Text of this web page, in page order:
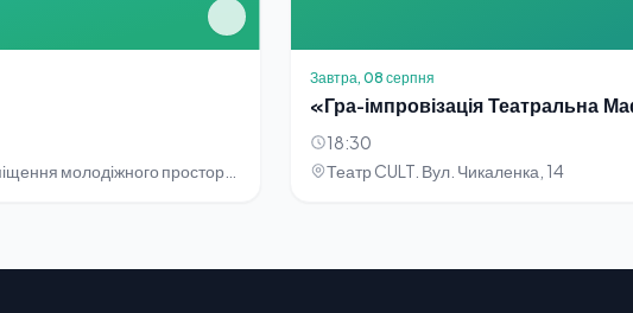
Завтра, 08 серпня
«Гра-імпровізація Театральна
18:30
Театр CULT. Вул. Чикаленка, 14